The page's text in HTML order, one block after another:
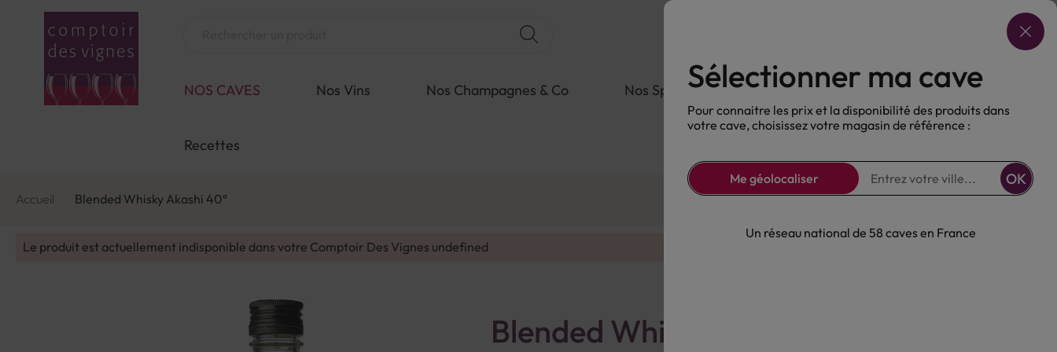
Choisir ma cave
NOS CAVES Nos Vins Nos Champagnes & Co Nos Spiritueux Nos Bières Sans alcool
Recettes
Accueil Blended Whisky Akashi 40°
Le produit est actuellement indisponible dans votre Comptoir Des Vignes undefined
Blended Whisky Akashi 40°
Sélectionner ma cave
Pour connaitre les prix et la disponibilité des produits dans
votre cave, choisissez votre magasin de référence :
Me géolocaliser OK
Un réseau national de 58 caves en France